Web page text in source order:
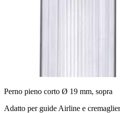
Perno pieno corto Ø 19 mm, sopra
Adatto per guide Airline e